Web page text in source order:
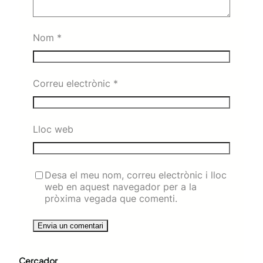
Nom *
Correu electrònic *
Lloc web
Desa el meu nom, correu electrònic i lloc
web en aquest navegador per a la
pròxima vegada que comenti.
Cercador